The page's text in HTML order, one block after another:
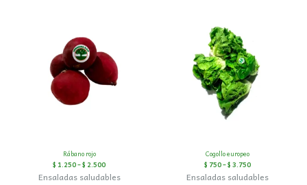
Rábano rojo
$ 1.250–$ 2.500
Ensaladas saludables
Cogollo europeo
$ 750–$ 3.750
Ensaladas saludables